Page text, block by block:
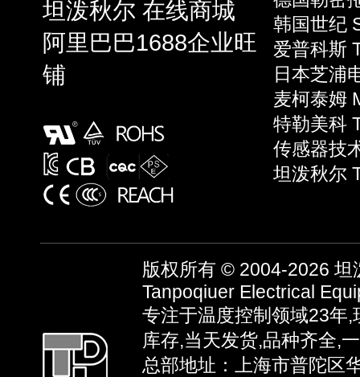
坦泼秋尔 在线商城
阿里巴巴1688企业旺
铺
韩国世纪
爱普科斯
日本芝浦
麦柯泰姆
特勒美科
传感器技
坦泼秋尔
版权所有 © 2004-2026 坦
Tanpoqiuer Electrical
专注于温度控制领域23年
库存,当天发货,品种齐全,
总部地址：上海市普陀区